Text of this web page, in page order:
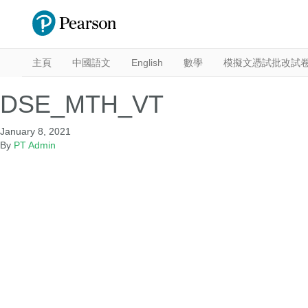
主頁 中國語文 English 數學 模擬文憑試批改試
DSE_MTH_VT
January 8, 2021
By PT Admin